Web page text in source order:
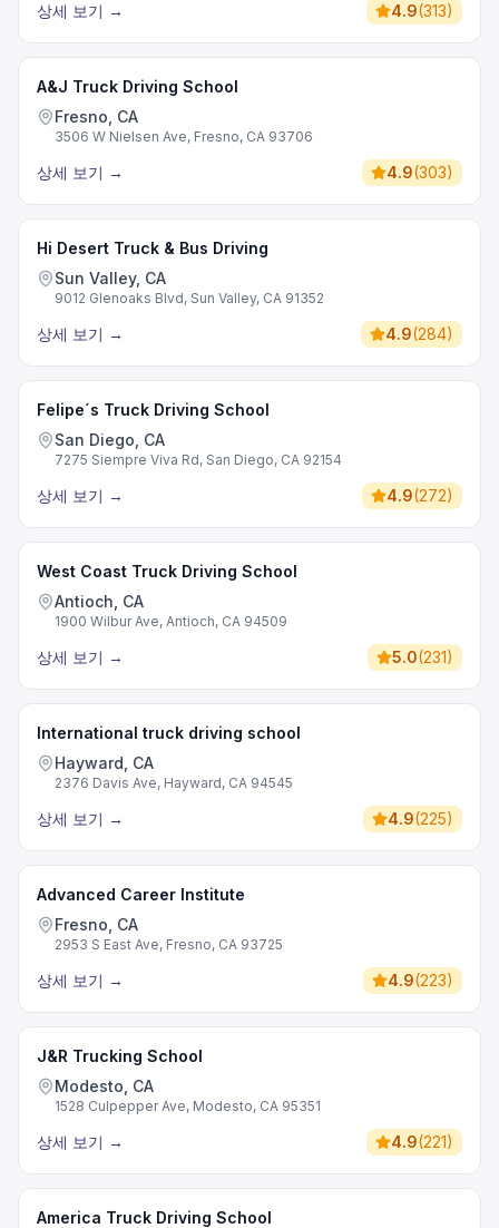
상세 보기 → 4.9(313)
A&J Truck Driving School
Fresno, CA
3506 W Nielsen Ave, Fresno, CA 93706
상세 보기 → 4.9(303)
Hi Desert Truck & Bus Driving
Sun Valley, CA
9012 Glenoaks Blvd, Sun Valley, CA 91352
상세 보기 → 4.9(284)
Felipe´s Truck Driving School
San Diego, CA
7275 Siempre Viva Rd, San Diego, CA 92154
상세 보기 → 4.9(272)
West Coast Truck Driving School
Antioch, CA
1900 Wilbur Ave, Antioch, CA 94509
상세 보기 → 5.0(231)
International truck driving school
Hayward, CA
2376 Davis Ave, Hayward, CA 94545
상세 보기 → 4.9(225)
Advanced Career Institute
Fresno, CA
2953 S East Ave, Fresno, CA 93725
상세 보기 → 4.9(223)
J&R Trucking School
Modesto, CA
1528 Culpepper Ave, Modesto, CA 95351
상세 보기 → 4.9(221)
America Truck Driving School